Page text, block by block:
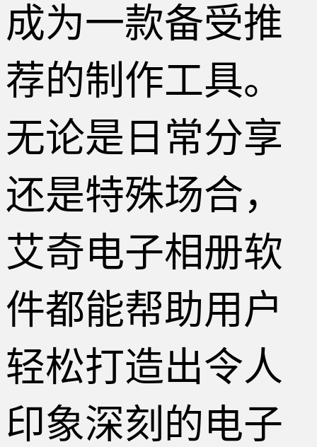
成为一款备受推
荐的制作工具。
无论是日常分享
还是特殊场合，
艾奇电子相册软
件都能帮助用户
轻松打造出令人
印象深刻的电子